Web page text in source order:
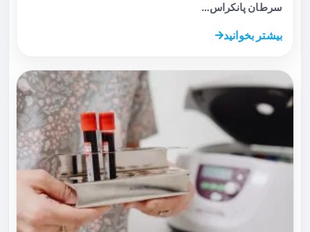
سرطان پانکراس…
بیشتر بخوانید